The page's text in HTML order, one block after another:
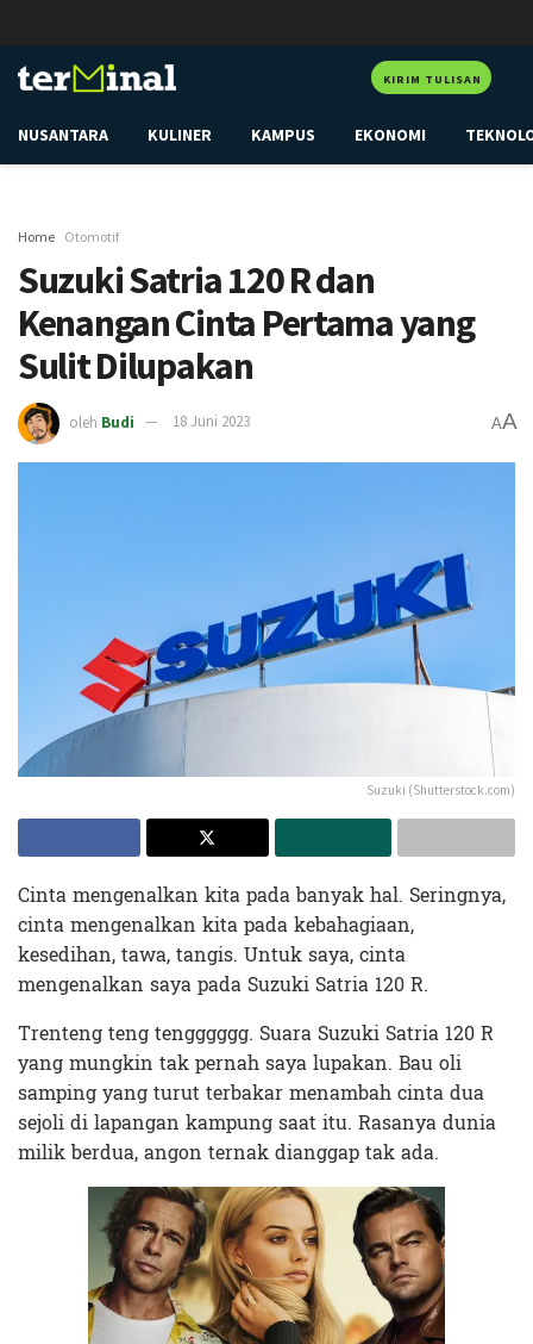
KIRIM TULISAN
NUSANTARA KULINER KAMPUS EKONOMI
Home Otomotif
Suzuki Satria 120 R dan
Kenangan Cinta Pertama yang
Sulit Dilupakan
oleh Budi 18 Juni 2023 AA
Suzuki (Shutterstock.com)
Cinta mengenalkan kita pada banyak hal. Seringnya,
cinta mengenalkan kita pada kebahagiaan,
kesedihan, tawa, tangis. Untuk saya, cinta
mengenalkan saya pada Suzuki Satria 120 R.
Trenteng teng tengggggg. Suara Suzuki Satria 120 R
yang mungkin tak pernah saya lupakan. Bau oli
samping yang turut terbakar menambah cinta dua
sejoli di lapangan kampung saat itu. Rasanya dunia
milik berdua, angon ternak dianggap tak ada.